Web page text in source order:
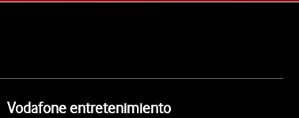
Vodafone entretenimiento